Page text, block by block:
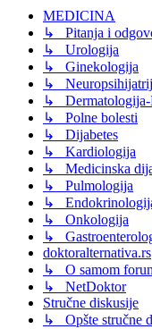
MEDICINA
↳ Pitanja i
↳ Urologija
↳ Ginekologija
↳
↳ Dermatologija-
↳ Polne bolesti
↳ Dijabetes
↳ Kardiologija
↳ Medicinska
↳ Pulmologija
↳
↳ Onkologija
↳
doktoralternativa.rs
↳ O samom
↳ NetDoktor
Stručne diskusije
↳ Opšte stručne